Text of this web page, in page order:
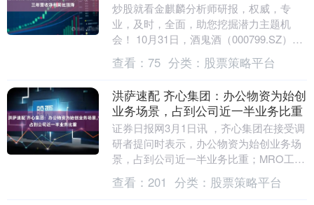
炒股就看金麒麟分析师研报，权威，专
业，及时，全面，助您挖掘潜力主题机
会！ 10月31日，酒鬼酒（000799.SZ）走
势震荡，截至界面新闻发稿，公司报
63.56....
查看： 75 分类： 股票策略平台
洪萨速配 齐心集团：办公物资为始创
业务场景，占到公司近一半业务比重
证券日报网3月1日讯 ，齐心集团在接受调
研者提问时表示，办公物资为始创业务场
景，占到公司近一半业务比重；MRO工业
品在近几年快速发展，公司加快业务抢
占，已成为公....
查看： 201 分类： 股票策略平台